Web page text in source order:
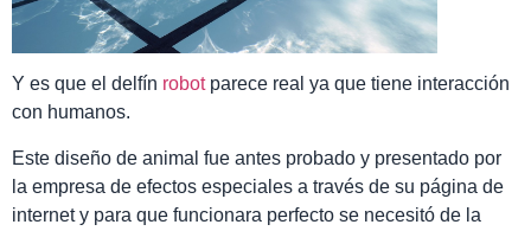
Y es que el delfín robot parece real ya que tiene interacción
con humanos.
Este diseño de animal fue antes probado y presentado por
la empresa de efectos especiales a través de su página de
internet y para que funcionara perfecto se necesitó de la